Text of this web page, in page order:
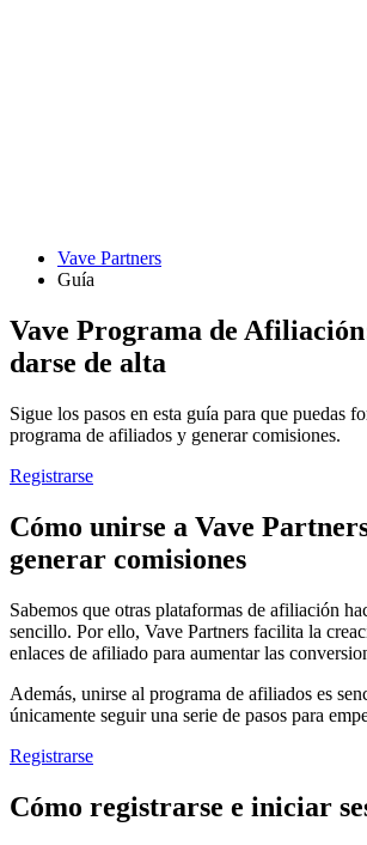
Vave Partners
Guía
Vave Programa de
darse de alta
Sigue los pasos en esta guía para que puedas
programa de afiliados y generar comisiones.
Registrarse
Cómo unirse a Vave
generar comisiones
Sabemos que otras plataformas de afiliación
sencillo. Por ello, Vave Partners facilita la
enlaces de afiliado para aumentar las
Además, unirse al programa de afiliados es
únicamente seguir una serie de pasos para
Registrarse
Cómo registrarse e iniciar